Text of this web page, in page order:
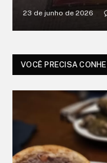
23 de junho de 2026
VOCÊ PRECISA